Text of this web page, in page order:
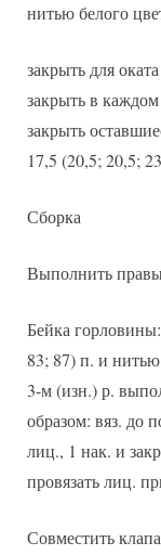
нитью белого
закрыть для
закрыть в
закрыть
17,5 (20,5; 20,5;
Сборка
Выполнить
Бейка
83; 87) п. и нитью
3-м (изн.) р.
образом: вяз. до
лиц., 1 нак. и
провязать лиц.
Совместить